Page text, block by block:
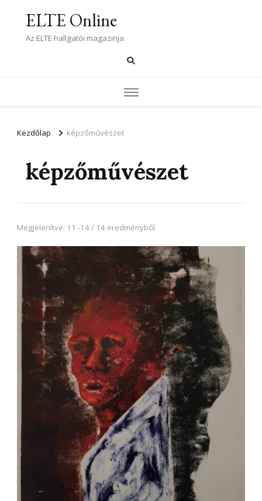
ELTE Online
Az ELTE hallgatói magazinja
Kezdőlap képzőművészet
képzőművészet
Megjelenítve: 11 -14 / 14 eredményből